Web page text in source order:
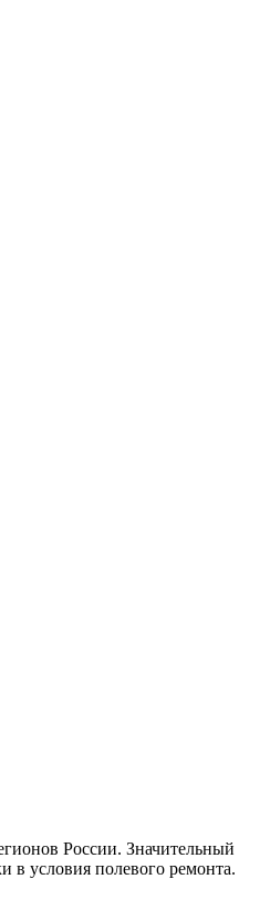
России. Значительный
в условия полевого ремонта.